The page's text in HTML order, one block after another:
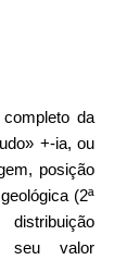
da
+-ia, ou
posição
(2ª
seu valor